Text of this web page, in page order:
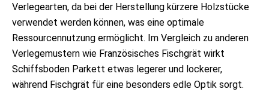
Verlegearten, da bei der Herstellung kürzere Holzstücke
verwendet werden können, was eine optimale
Ressourcennutzung ermöglicht. Im Vergleich zu anderen
Verlegemustern wie Französisches Fischgrät wirkt
Schiffsboden Parkett etwas legerer und lockerer,
während Fischgrät für eine besonders edle Optik sorgt.